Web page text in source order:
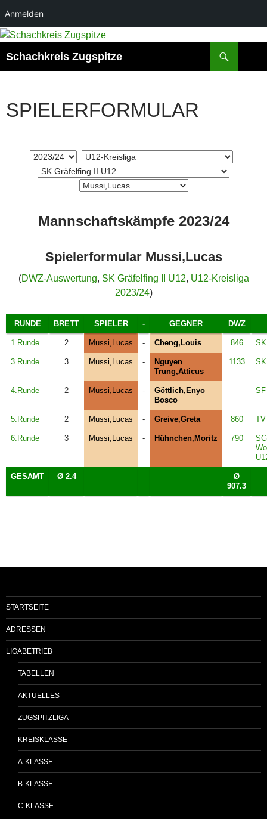
Anmelden
Zum
springen
Schachkreis Zugspitze
SPIELERFORMULAR
Mannschaftskämpfe 2023/24
Spielerformular Mussi,Lucas
(DWZ-Auswertung, SK Gräfelfing II U12, U12-Kreisliga
2023/24)
RUNDE BRETT SPIELER - GEGNER DWZ
1.Runde 2 Mussi,Lucas - Cheng,Louis 846
3.Runde 3 Mussi,Lucas -
Nguyen
Trung,Atticus
1133
4.Runde 2 Mussi,Lucas -
Göttlich,Enyo
Bosco
5.Runde 2 Mussi,Lucas - Greive,Greta 860 TV
6.Runde 3 Mussi,Lucas - Hühnchen,Moritz 790
SG
GESAMT Ø 2.4
Ø
907.3
STARTSEITE
ADRESSEN
LIGABETRIEB
TABELLEN
AKTUELLES
ZUGSPITZLIGA
KREISKLASSE
A-KLASSE
B-KLASSE
C-KLASSE